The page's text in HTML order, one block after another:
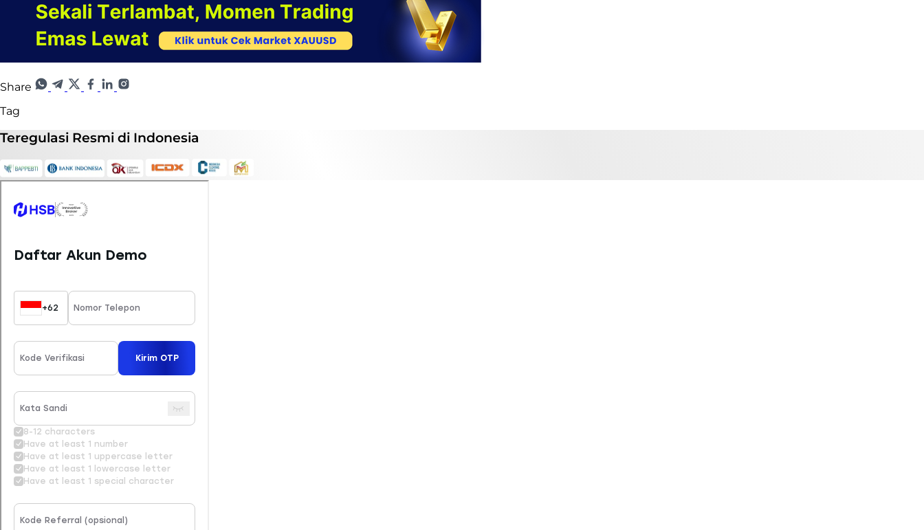
Share
Tag
Teregulasi Resmi di Indonesia